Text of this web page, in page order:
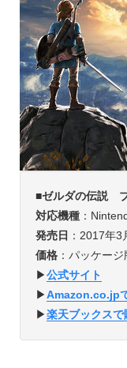
■ゼルダの伝説
対応機種：
発売日 ：2017年3
価格：パッケージ
▶︎公式サイト
▶︎Amazon.co.jp
▶︎楽天ブックスで